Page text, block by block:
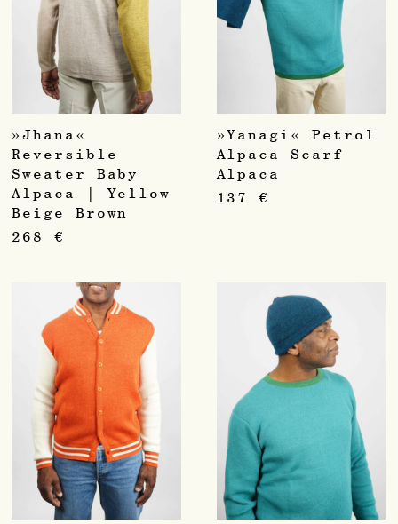
»Jhana«
Reversible
Sweater Baby
Alpaca | Yellow
Beige Brown
268 €
»Yanagi« Petrol
Alpaca Scarf
Alpaca
137€